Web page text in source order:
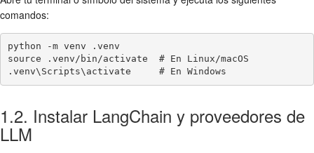
comandos:
python -m venv .venv
source .venv/bin/activate  # En Linux/macOS
.venv\Scripts\activate     # En Windows
1.2. Instalar LangChain y proveedores de
LLM